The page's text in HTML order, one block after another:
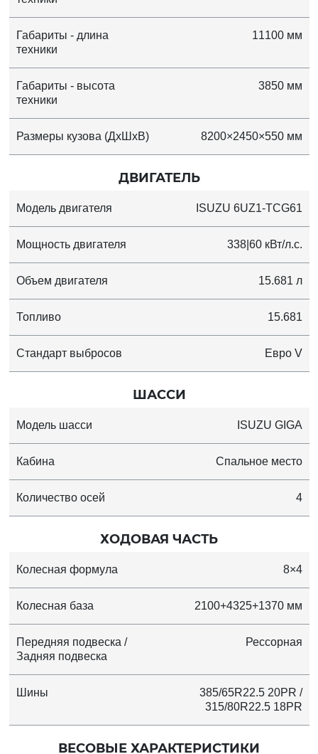
Габариты - длина
техники
11100 мм
Габариты - высота
техники
3850 мм
Размеры кузова (ДхШхВ) 8200×2450×550 мм
ДВИГАТЕЛЬ
Модель двигателя ISUZU 6UZ1-TCG61
Мощность двигателя 338|60 кВт/л.с.
Объем двигателя 15.681 л
Топливо 15.681
Стандарт выбросов Евро V
ШАССИ
Модель шасси ISUZU GIGA
Кабина Спальное место
Количество осей 4
ХОДОВАЯ ЧАСТЬ
Колесная формула 8×4
Колесная база 2100+4325+1370 мм
Передняя подвеска /
Задняя подвеска
Рессорная
Шины
385/65R22.5 20PR /
315/80R22.5 18PR
ВЕСОВЫЕ ХАРАКТЕРИСТИКИ